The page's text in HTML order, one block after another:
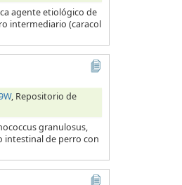
agente etiológico de
intermediario (caracol
, Repositorio de
granulosus,
intestinal de perro con